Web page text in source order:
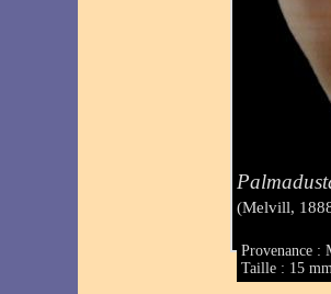
(Melvill,
Provenance :
Taille : 15